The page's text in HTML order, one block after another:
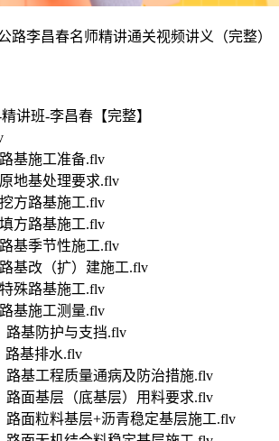
路李昌春名师精讲通关视频讲义（完整）
讲班-李昌春【完整】
基施工准备.flv
地基处理要求.flv
方路基施工.flv
方路基施工.flv
基季节性施工.flv
基改（扩）建施工.flv
殊路基施工.flv
基施工测量.flv
路基防护与支挡.flv
路基排水.flv
路基工程质量通病及防治措施.flv
路面基层（底基层）用料要求.flv
路面粒料基层+沥青稳定基层施工.flv